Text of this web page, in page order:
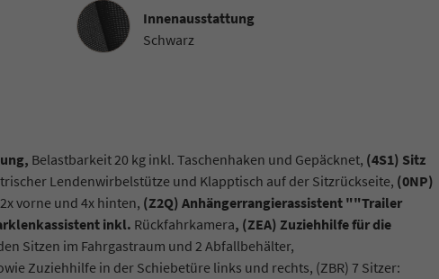
InnenausstattungInnenausstattung
Schwarz
Belastbarkeit 20 kg inkl. Taschenhaken und Gepäcknet, (4S1) Sitz
Lendenwirbelstütze und Klapptisch auf der Sitzrückseite, (0NP)
2x vorne und 4x hinten, (Z2Q) Anhängerrangierassistent ""Trailer
inkl. Rückfahrkamera, (ZEA) Zuziehhilfe für die
Sitzen im Fahrgastraum und 2 Abfallbehälter,
Zuziehhilfe in der Schiebetüre links und rechts, (ZBR) 7 Sitzer: